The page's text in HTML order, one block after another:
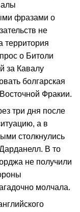
фразами о
не
территория
о Битоли
за Кавалу
болгарская
Фракии.
три дня после
а в
столкнулись
В то
не получили
молчала.